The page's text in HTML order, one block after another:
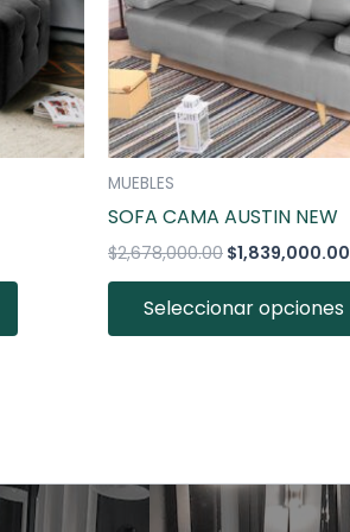
opciones
se
pueden
elegir
MUEBLES
SOFA CAMA AUSTIN NEW
$2,678,000.00 $1,839,000.00
Seleccionar opciones